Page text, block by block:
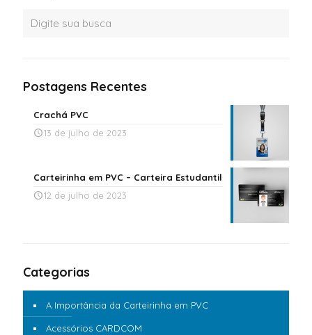
Postagens Recentes
Crachá PVC
13 de julho de 2023
Carteirinha em PVC – Carteira Estudantil
12 de julho de 2023
Categorias
A Importância da Carteirinha em PVC
Acessórios CARDCOM